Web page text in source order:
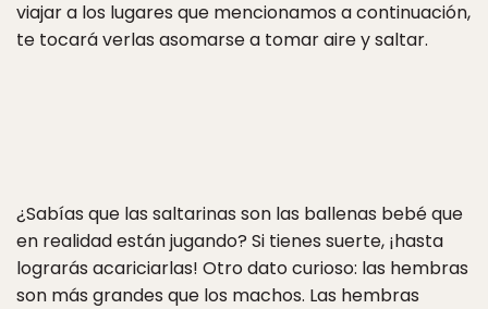
viajar a los lugares que mencionamos a continuación,
te tocará verlas asomarse a tomar aire y saltar.
¿Sabías que las saltarinas son las ballenas bebé que
en realidad están jugando? Si tienes suerte, ¡hasta
lograrás acariciarlas! Otro dato curioso: las hembras
son más grandes que los machos. Las hembras